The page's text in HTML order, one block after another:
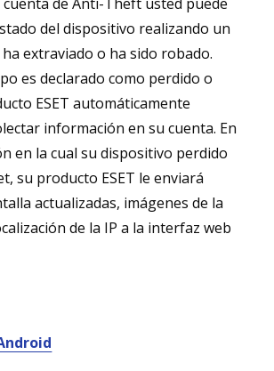
del dispositivo realizando un
extraviado o ha sido robado.
es declarado como perdido o
ESET automáticamente
información en su cuenta. En
en la cual su dispositivo perdido
su producto ESET le enviará
actualizadas, imágenes de la
de la IP a la interfaz web